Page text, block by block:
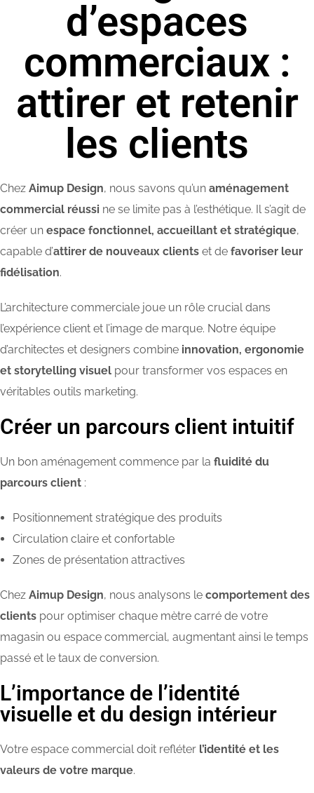
d’espaces
commerciaux :
attirer et retenir
les clients
Chez Aimup Design, nous savons qu’un aménagement
commercial réussi ne se limite pas à l’esthétique. Il s’agit de
créer un espace fonctionnel, accueillant et stratégique,
capable d’attirer de nouveaux clients et de favoriser leur
fidélisation.
L’architecture commerciale joue un rôle crucial dans
l’expérience client et l’image de marque. Notre équipe
d’architectes et designers combine innovation, ergonomie
et storytelling visuel pour transformer vos espaces en
véritables outils marketing.
Créer un parcours client intuitif
Un bon aménagement commence par la fluidité du
parcours client :
Positionnement stratégique des produits
Circulation claire et confortable
Zones de présentation attractives
Chez Aimup Design, nous analysons le comportement des
clients pour optimiser chaque mètre carré de votre
magasin ou espace commercial, augmentant ainsi le temps
passé et le taux de conversion.
L’importance de l’identité
visuelle et du design intérieur
Votre espace commercial doit refléter l’identité et les
valeurs de votre marque.